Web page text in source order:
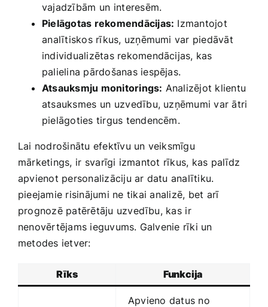
vajadzībām ⁤un ⁤interesēm.
Pielāgotas rekomendācijas: Izmantojot
⁢analītiskos rīkus, uzņēmumi var piedāvāt
individualizētas rekomendācijas, kas
palielina pārdošanas iespējas.
Atsauksmju monitorings: Analizējot klientu
atsauksmes ⁤un ⁣uzvedību, uzņēmumi var ātri
pielāgoties tirgus ​tendencēm.
Lai nodrošinātu efektīvu un veiksmīgu
mārketings,⁢ ir svarīgi izmantot rīkus, kas palīdz
apvienot personalizāciju ar datu analītiku.
pieejamie risinājumi ne ⁣tikai analizē, bet arī
prognozē patērētāju uzvedību, kas⁢ ir
nenovērtējams ieguvums. Galvenie rīki un
metodes ietver:
Rīks Funkcija
Apvieno datus no